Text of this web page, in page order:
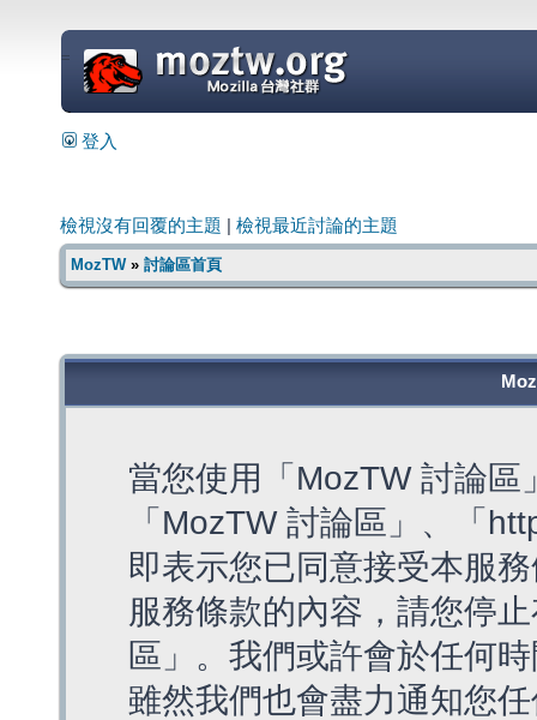
=
登入
檢視沒有回覆的主題 檢視最近討論的主題
MozTW» 討論區首頁
當您使用「MozTW 討論
「MozTW 討論區」、「
即表示您已同意接受本服
服務條款的內容，請您停
區」。我們或許會於任何
雖然我們也會盡力通知您